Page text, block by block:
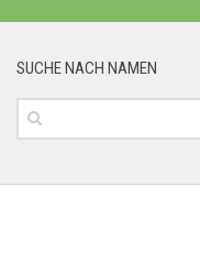
SUCHE NACH NAMEN